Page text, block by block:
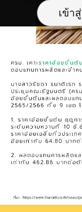
เข้า